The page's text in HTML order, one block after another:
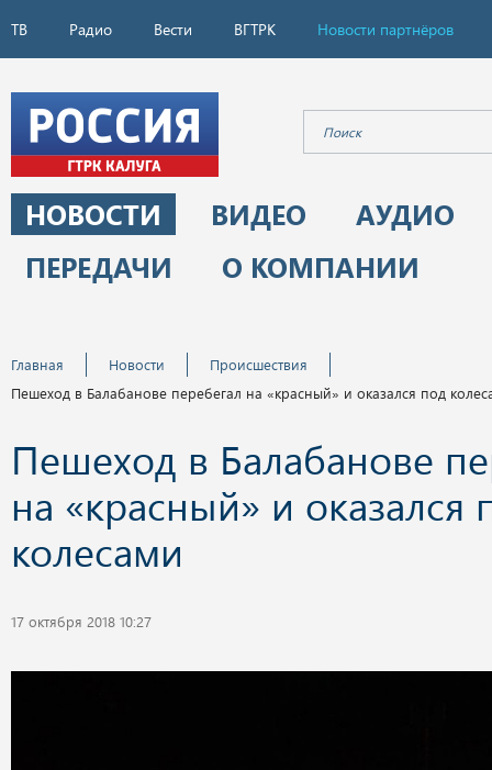
ТВ Радио Вести ВГТРК Новости партнёров
НОВОСТИ ВИДЕО
АУДИО
ПЕРЕДАЧИ
О КОМПАНИИ
Главная Новости
Происшествия
Пешеход в Балабанове перебегал на «красный» и оказался под
Пешеход в Балабанове
на «красный» и оказался
колесами
17 октября 2018 10:27